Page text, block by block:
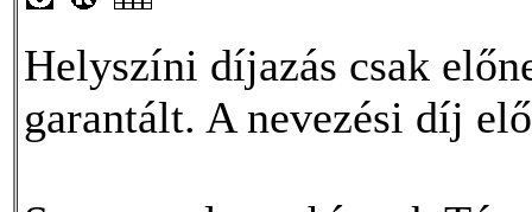
Helyszíni díjazás csak
garantált. A nevezési díj